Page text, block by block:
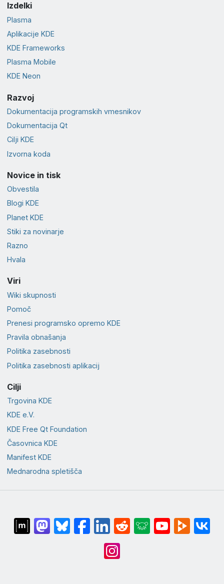
Izdelki
Plasma
Aplikacije KDE
KDE Frameworks
Plasma Mobile
KDE Neon
Razvoj
Dokumentacija programskih vmesnikov
Dokumentacija Qt
Cilji KDE
Izvorna koda
Novice in tisk
Obvestila
Blogi KDE
Planet KDE
Stiki za novinarje
Razno
Hvala
Viri
Wiki skupnosti
Pomoč
Prenesi programsko opremo KDE
Pravila obnašanja
Politika zasebnosti
Politika zasebnosti aplikacij
Cilji
Trgovina KDE
KDE e.V.
KDE Free Qt Foundation
Časovnica KDE
Manifest KDE
Mednarodna spletišča